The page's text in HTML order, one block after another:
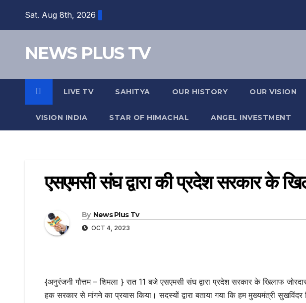
Sat. Aug 8th, 2026
NEWS PLUS TV
LIVE TV SAHITYA OUR HISTORY OUR VISION
VISION INDIA STAR OF HIMACHAL ANGEL INVESTMENT
एसएमसी संघ द्वारा की प्रदेश सरकार के
By News Plus Tv
OCT 4, 2023
{अनुरंजनी गौत्तम – शिमला } रात 11 बजे एसएमसी संघ द्वारा प्रदेश सरकार के खिलाफ
हक सरकार से मांगने का प्रयास किया। सदस्यों द्वारा बताया गया कि हम मुख्यमंत्री